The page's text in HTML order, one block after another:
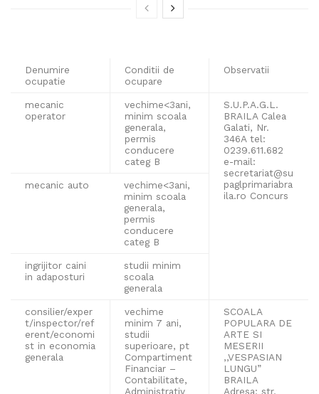
Denumire
ocupatie
Conditii de
ocupare
Observatii
mecanic
operator
vechime<3ani,
minim scoala
generala,
permis
conducere
categ B
S.U.P.A.G.L.
BRAILA Calea
Galati, Nr.
346A tel:
0239.611.682
e-mail:
secretariat@su
paglprimariabra
ila.ro Concurs
mecanic auto
vechime<3ani,
minim scoala
generala,
permis
conducere
categ B
ingrijitor caini
in adaposturi
studii minim
scoala
generala
consilier/exper
t/inspector/ref
erent/economi
st in economia
generala
vechime
minim 7 ani,
studii
superioare, pt
Compartiment
Financiar –
Contabilitate,
Administrativ
SCOALA
POPULARA DE
ARTE SI
MESERII
,,VESPASIAN
LUNGU”
BRAILA
Adresa: str.